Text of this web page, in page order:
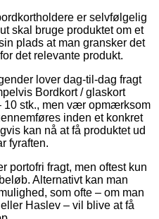
er selvfølgelig
skal bruge produktet om et
plads at man gransker det
det relevante produkt.
lover dag-til-dag fragt
Bordkort / glaskort
10 stk., men vær opmærksom
inden et konkret
kan nå at få produktet ud
fyraften.
portofri fragt, men oftest kun
Alternativt kan man
som ofte – om man
Haslev – vil blive at få